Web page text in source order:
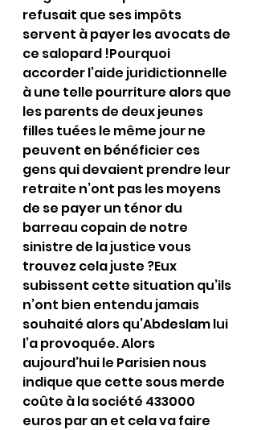
refusait que ses impôts
servent à payer les avocats de
ce salopard !Pourquoi
accorder l’aide juridictionnelle
à une telle pourriture alors que
les parents de deux jeunes
filles tuées le même jour ne
peuvent en bénéficier ces
gens qui devaient prendre leur
retraite n’ont pas les moyens
de se payer un ténor du
barreau copain de notre
sinistre de la justice vous
trouvez cela juste ?Eux
subissent cette situation qu’ils
n’ont bien entendu jamais
souhaité alors qu’Abdeslam lui
l’a provoquée. Alors
aujourd’hui le Parisien nous
indique que cette sous merde
coûte à la société 433000
euros par an et cela va faire